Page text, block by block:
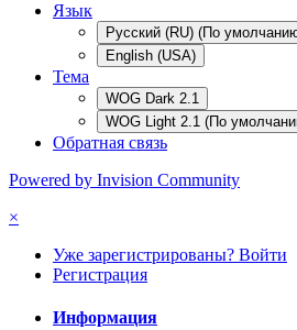
Язык
Русский (RU) (По
English (USA)
Тема
WOG Dark 2.1
WOG Light 2.1 (По
Обратная связь
Powered by Invision Community
×
Уже зарегистрированы? Войти
Регистрация
Информация